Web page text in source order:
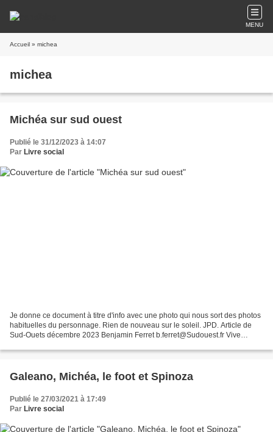
MENU
Accueil » michea
michea
Michéa sur sud ouest
Publié le 31/12/2023 à 14:07
Par Livre social
Je donne ce document à titre d'info avec une photo qui nous sort des photos
habituelles du personnage. Rien de nouveau sur le soleil. JPD. Article de
Sud-Ouets décembre 2023 Benjamin Ferret b.ferret@Sudouest.fr Vive
Galeano, Michéa, le foot et Spinoza
Publié le 27/03/2021 à 17:49
Par Livre social